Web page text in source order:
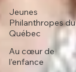
Jeunes
Philanthropes du
Québec
Au cœur de
l’enfance